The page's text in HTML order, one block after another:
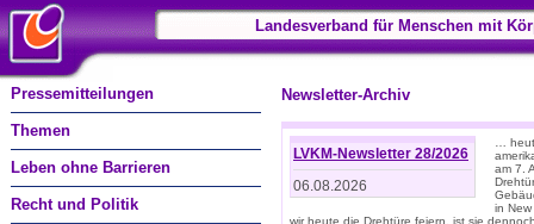
Landesverband für Menschen mit
Pressemitteilungen
Themen
Leben ohne Barrieren
Recht und Politik
Newsletter-Archiv
LVKM-Newsletter 28/2026
06.08.2026
…
am 7.
in
wir heute die Drehtüre feiern, ist sie